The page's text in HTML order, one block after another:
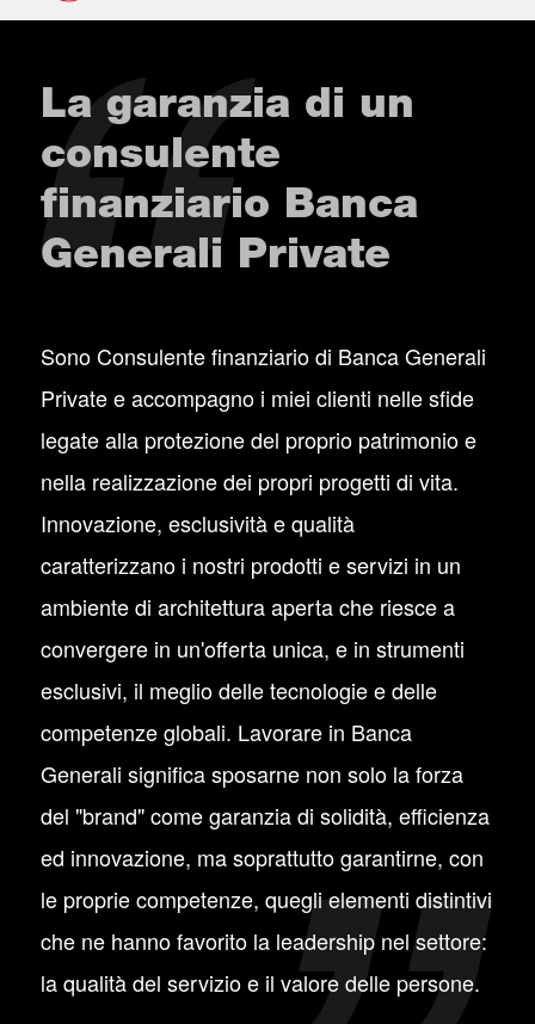
La garanzia di un
consulente
finanziario Banca
Generali Private
Sono Consulente finanziario di Banca Generali
Private e accompagno i miei clienti nelle sfide
legate alla protezione del proprio patrimonio e
nella realizzazione dei propri progetti di vita.
Innovazione, esclusività e qualità
caratterizzano i nostri prodotti e servizi in un
ambiente di architettura aperta che riesce a
convergere in un'offerta unica, e in strumenti
esclusivi, il meglio delle tecnologie e delle
competenze globali. Lavorare in Banca
Generali significa sposarne non solo la forza
del "brand" come garanzia di solidità, efficienza
ed innovazione, ma soprattutto garantirne, con
le proprie competenze, quegli elementi distintivi
che ne hanno favorito la leadership nel settore:
la qualità del servizio e il valore delle persone.